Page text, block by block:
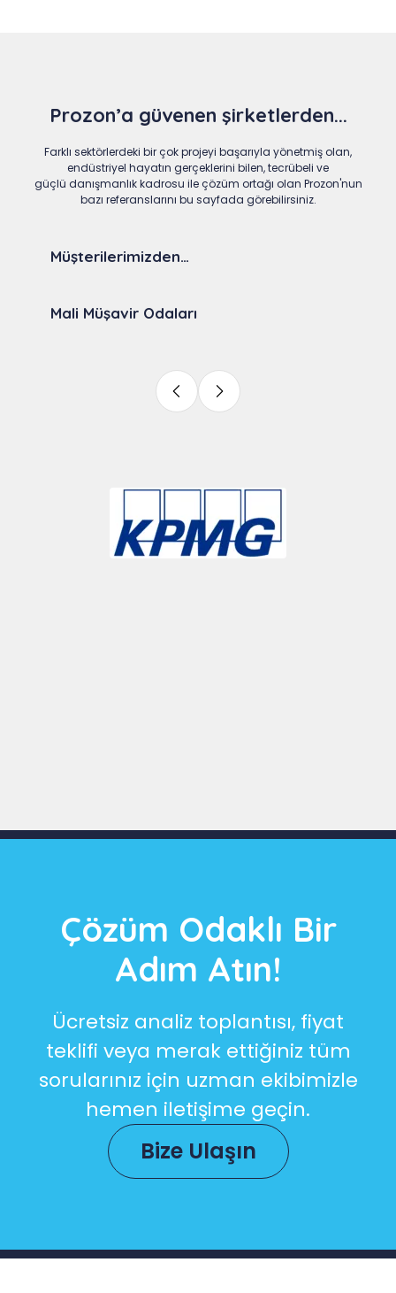
Prozon’a güvenen şirketlerden...
Farklı sektörlerdeki bir çok projeyi başarıyla yönetmiş olan,
endüstriyel hayatın gerçeklerini bilen, tecrübeli ve
güçlü danışmanlık kadrosu ile çözüm ortağı olan Prozon'nun
bazı referanslarını bu sayfada görebilirsiniz.
Müşterilerimizden…
Mali Müşavir Odaları
Çözüm Odaklı Bir
Adım Atın!
Ücretsiz analiz toplantısı, fiyat
teklifi veya merak ettiğiniz tüm
sorularınız için uzman ekibimizle
hemen iletişime geçin.
Bize Ulaşın